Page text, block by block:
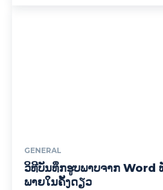
GENERAL
ວິທີບັນທຶກຮູບພາບຈາກ Word
ພາຍໃນຄັ້ງດຽວ